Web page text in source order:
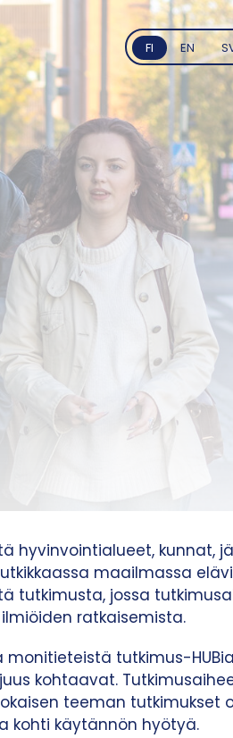
FI EN
hyvinvointialueet, kunnat,
maailmassa
tutkimusta, jossa
ratkaisemista.
tutkimus-
kohtaavat.
teeman tutkimukset
kohti käytännön hyötyä.